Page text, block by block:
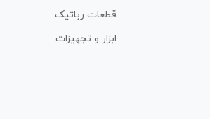
قطعات رباتیک
ابزار و تجهیزات